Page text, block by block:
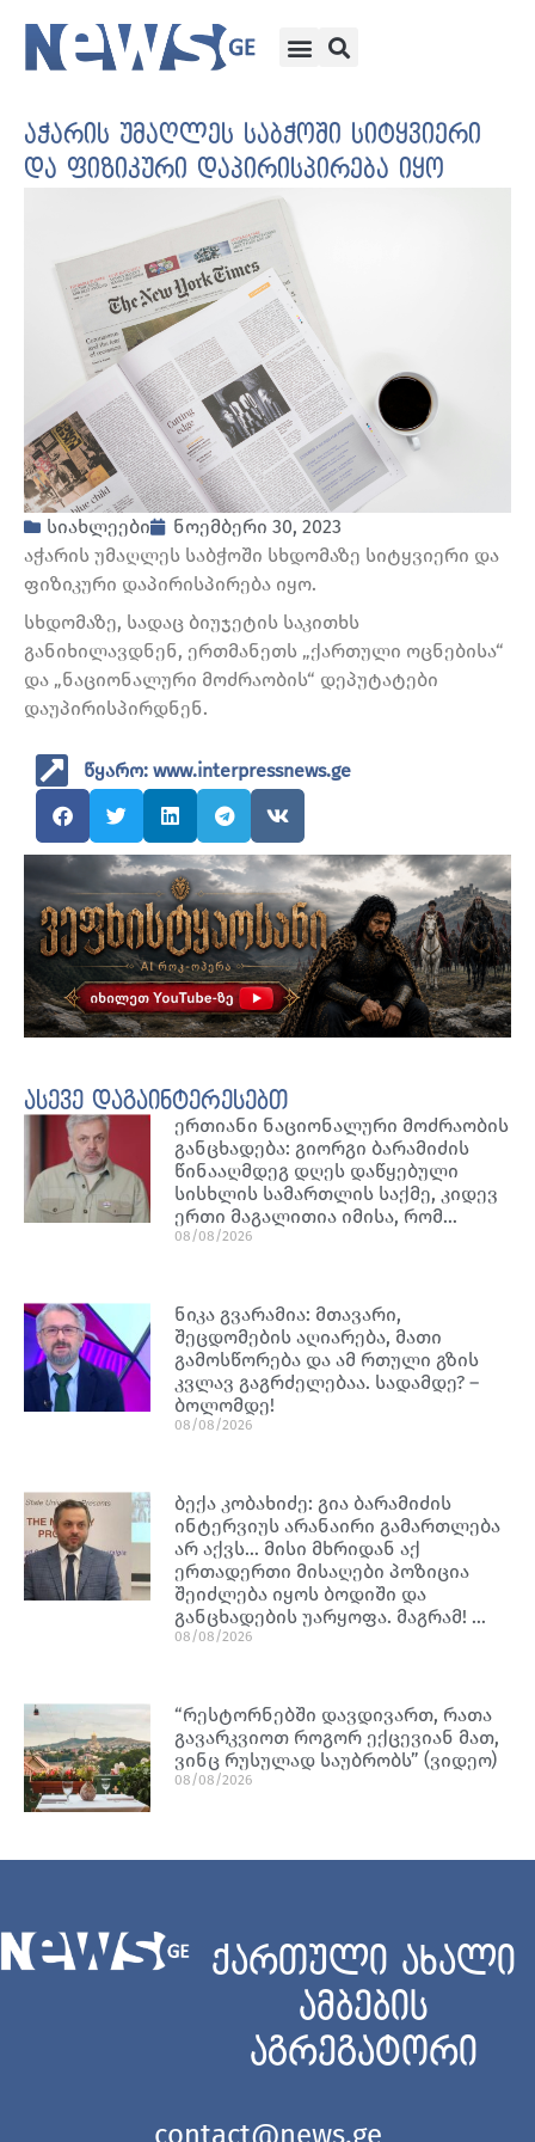
აჭარის უმაღლეს საბჭოში სიტყვიერი
და ფიზიკური დაპირისპირება იყო
სიახლეები
ნოემბერი 30, 2023
აჭარის უმაღლეს საბჭოში სხდომაზე სიტყვიერი და
ფიზიკური დაპირისპირება იყო.
სხდომაზე, სადაც ბიუჯეტის საკითხს
განიხილავდნენ, ერთმანეთს „ქართული ოცნებისა“
და „ნაციონალური მოძრაობის“ დეპუტატები
დაუპირისპირდნენ.
წყარო: www.interpressnews.ge
ასევე დაგაინტერესებთ
ერთიანი ნაციონალური მოძრაობის
განცხადება: გიორგი ბარამიძის
წინააღმდეგ დღეს დაწყებული
სისხლის სამართლის საქმე, კიდევ
ერთი მაგალითია იმისა, რომ…
08/08/2026
ნიკა გვარამია: მთავარი,
შეცდომების აღიარება, მათი
გამოსწორება და ამ რთული გზის
კვლავ გაგრძელებაა. სადამდე? –
ბოლომდე!
08/08/2026
ბექა კობახიძე: გია ბარამიძის
ინტერვიუს არანაირი გამართლება
არ აქვს… მისი მხრიდან აქ
ერთადერთი მისაღები პოზიცია
შეიძლება იყოს ბოდიში და
განცხადების უარყოფა. მაგრამ! …
08/08/2026
“რესტორნებში დავდივართ, რათა
გავარკვიოთ როგორ ექცევიან მათ,
ვინც რუსულად საუბრობს” (ვიდეო)
08/08/2026
ქართული ახალი
ამბების
აგრეგატორი